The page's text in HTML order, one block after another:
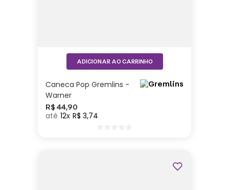
Caneca Pop Gremlins -
Warner
R$ 44,90
12 R$ 3,74
ADICIONAR AO CARRINHO